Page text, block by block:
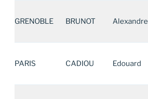
GRENOBLE BRUNOT Alexandre
PARIS CADIOU Edouard